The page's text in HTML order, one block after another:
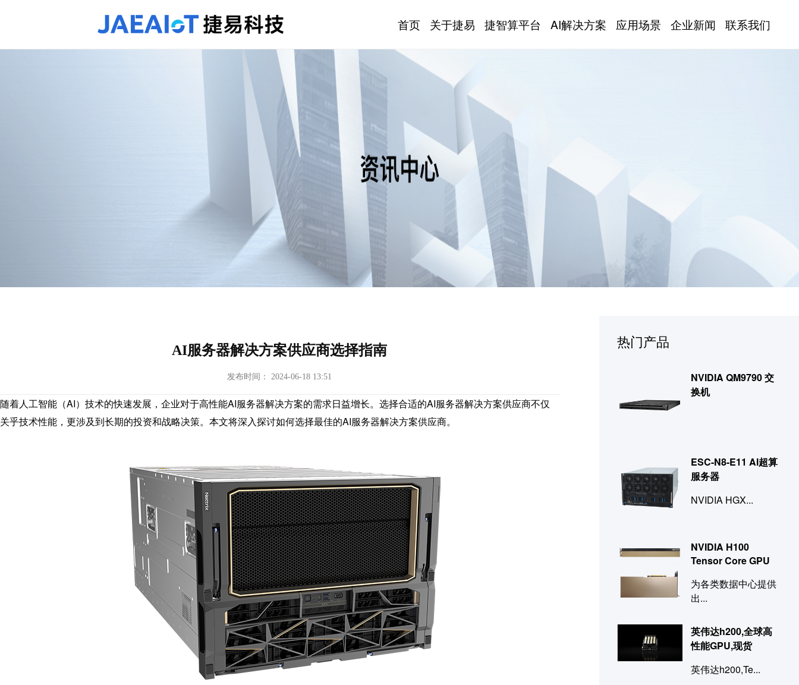
首页 关于捷易 捷智算平台 AI解决方案 应用场景 企业新闻 联系我们
AI服务器解决方案供应商选择指南
发布时间： 2024-06-18 13:51
随着人工智能（AI）技术的快速发展，企业对于高性能AI服务器解决方案的需求日益增长。选择合适的AI服务器解决方案供应商不仅
关乎技术性能，更涉及到长期的投资和战略决策。本文将深入探讨如何选择最佳的AI服务器解决方案供应商。
热门产品
NVIDIA QM9790 交
换机
ESC-N8-E11 AI超算
服务器
NVIDIA HGX...
NVIDIA H100
Tensor Core GPU
为各类数据中心提供
出...
英伟达h200,全球高
性能GPU,现货
英伟达h200,Te...